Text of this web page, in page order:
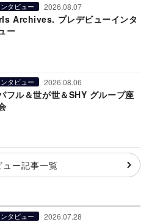
タビュー 2026.08.07
Archives. プレデビューインタ
ー
タビュー 2026.08.06
フル＆世が世＆SHY グループ座
ュー記事一覧
タビュー 2026.07.28